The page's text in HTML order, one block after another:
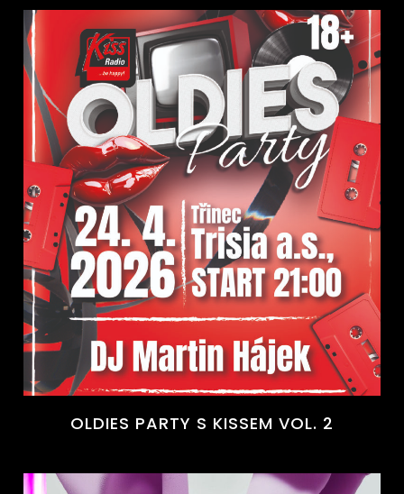
OLDIES PARTY S KISSEM VOL. 2